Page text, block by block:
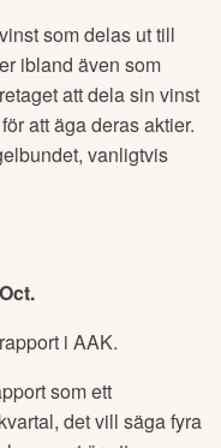
som delas ut till
ibland även som
att dela sin vinst
att äga deras aktier.
vanligtvis
.
iAAK.
som ett
det vill säga fyra